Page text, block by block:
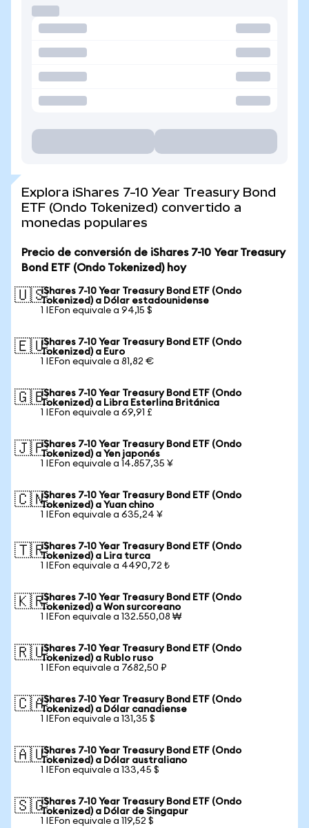
Explora iShares 7-10 Year Treasury Bond
ETF (Ondo Tokenized) convertido a
monedas populares
Precio de conversión de iShares 7-10 Year Treasury
Bond ETF (Ondo Tokenized) hoy
🇺🇸iShares 7-10 Year Treasury Bond ETF (Ondo
Tokenized) a Dólar estadounidense
1 IEFon equivale a 94,15 $
🇪🇺iShares 7-10 Year Treasury Bond ETF (Ondo
Tokenized) a Euro
1 IEFon equivale a 81,82 €
🇬🇧iShares 7-10 Year Treasury Bond ETF (Ondo
Tokenized) a Libra Esterlina Británica
1 IEFon equivale a 69,91 £
🇯🇵iShares 7-10 Year Treasury Bond ETF (Ondo
Tokenized) a Yen japonés
1 IEFon equivale a 14.857,35 ¥
🇨🇳iShares 7-10 Year Treasury Bond ETF (Ondo
Tokenized) a Yuan chino
1 IEFon equivale a 635,24 ¥
🇹🇷iShares 7-10 Year Treasury Bond ETF (Ondo
Tokenized) a Lira turca
1 IEFon equivale a 4490,72 ₺
🇰🇷iShares 7-10 Year Treasury Bond ETF (Ondo
Tokenized) a Won surcoreano
1 IEFon equivale a 132.550,08 ₩
🇷🇺iShares 7-10 Year Treasury Bond ETF (Ondo
Tokenized) a Rublo ruso
1 IEFon equivale a 7682,50 ₽
🇨🇦iShares 7-10 Year Treasury Bond ETF (Ondo
Tokenized) a Dólar canadiense
1 IEFon equivale a 131,35 $
🇦🇺iShares 7-10 Year Treasury Bond ETF (Ondo
Tokenized) a Dólar australiano
1 IEFon equivale a 133,45 $
🇸🇬iShares 7-10 Year Treasury Bond ETF (Ondo
Tokenized) a Dólar de Singapur
1 IEFon equivale a 119,52 $